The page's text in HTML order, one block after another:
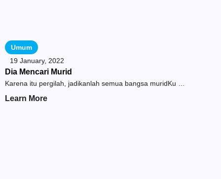
Umum
19 January, 2022
Dia Mencari Murid
Karena itu pergilah, jadikanlah semua bangsa muridKu …
Learn More